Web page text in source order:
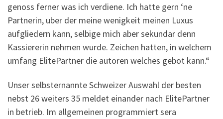
genoss ferner was ich verdiene. Ich hatte gern ‘ne
Partnerin, uber der meine wenigkeit meinen Luxus
aufgliedern kann, selbige mich aber sekundar denn
Kassiererin nehmen wurde. Zeichen hatten, in welchem
umfang ElitePartner die autoren welches gebot kann.“
Unser selbsternannte Schweizer Auswahl der besten
nebst 26 weiters 35 meldet einander nach ElitePartner
in betrieb. Im allgemeinen programmiert sera